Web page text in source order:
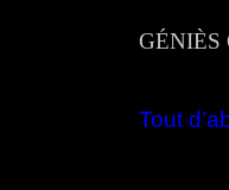
GÉNIÈS
Tout